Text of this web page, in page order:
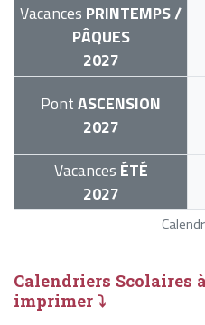
Vacances PRINTEMPS /
PÂQUES
2027
PontASCENSION
2027
Vacances ÉTÉ
2027
Calendriers Scolaires
imprimer ⤵